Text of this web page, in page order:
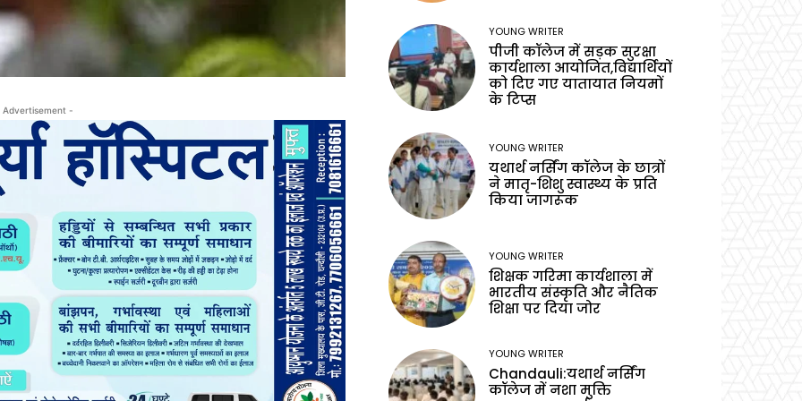
-
YOUNG WRITER
पीजी कॉलेज में सड़क सुरक्षा
कार्यशाला आयोजित,विद्यार्थियों
को दिए गए यातायात नियमों
के टिप्स
YOUNG WRITER
यथार्थ नर्सिंग कॉलेज के छात्रों
ने मातृ-शिशु स्वास्थ्य के प्रति
किया जागरूक
YOUNG WRITER
शिक्षक गरिमा कार्यशाला में
भारतीय संस्कृति और नैतिक
शिक्षा पर दिया जोर
YOUNG WRITER
Chandauli:यथार्थ नर्सिंग
कॉलेज में नशा मुक्ति